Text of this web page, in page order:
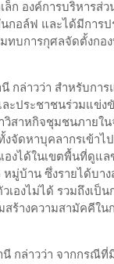
ก องค์การบริหารส่
อล์ฟ และได้มีการป
บการกุศลจัดตั้งกอง
กล่าวว่า สำหรับกา
ะประชาชนร่วมแข่ง
วิสาหกิจชุมชนภายใ
ดหาบุคลากรเข้าไ
งได้ในเขตพื้นที่ดูแล
มู่บ้าน ซึ่งรายได้บ
องไม่ได้ รวมถึงเป็น
สร้างความสามัคคีใ
กล่าวว่า จากกรณีที่